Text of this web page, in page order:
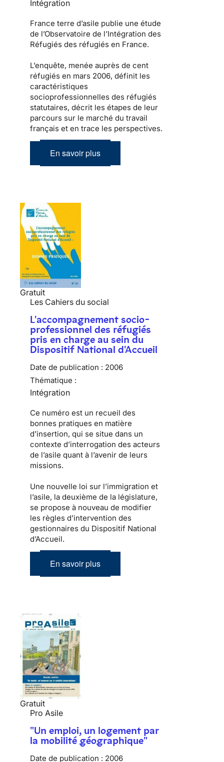
Intégration
France terre d’asile publie une étude
de l’Observatoire de l’Intégration des
Réfugiés des réfugiés en France.
L’enquête, menée auprès de cent
réfugiés en mars 2006, définit les
caractéristiques
socioprofessionnelles des réfugiés
statutaires, décrit les étapes de leur
parcours sur le marché du travail
français et en trace les perspectives.
En savoir plus
Gratuit
Les Cahiers du social
L'accompagnement socio-
professionnel des réfugiés
pris en charge au sein du
Dispositif National d'Accueil
Date de publication : 2006
Thématique :
Intégration
Ce numéro est un recueil des
bonnes pratiques en matière
d’insertion, qui se situe dans un
contexte d’interrogation des acteurs
de l’asile quant à l’avenir de leurs
missions.
Une nouvelle loi sur l’immigration et
l’asile, la deuxième de la législature,
se propose à nouveau de modifier
les règles d’intervention des
gestionnaires du Dispositif National
d’Accueil.
En savoir plus
Gratuit
Pro Asile
"Un emploi, un logement par
la mobilité géographique"
Date de publication : 2006